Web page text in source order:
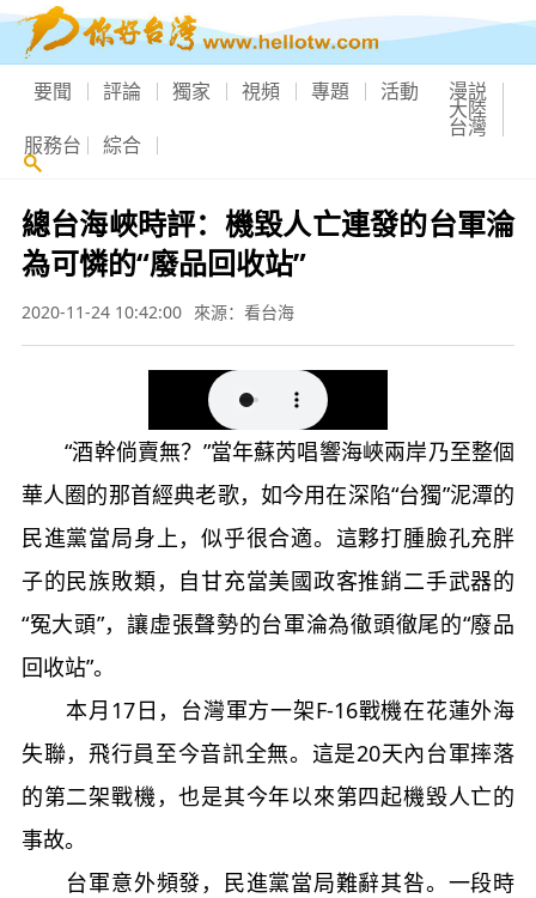
要聞 評論 獨家 視頻 專題 活動 漫説
大陸
台灣
服務台 綜合
總台海峽時評：機毀人亡連發的台軍淪
為可憐的“廢品回收站”
2020-11-24 10:42:00 來源：看台海
“酒幹倘賣無？”當年蘇芮唱響海峽兩岸乃至整個
華人圈的那首經典老歌，如今用在深陷“台獨”泥潭的
民進黨當局身上，似乎很合適。這夥打腫臉孔充胖
子的民族敗類，自甘充當美國政客推銷二手武器的
“冤大頭”，讓虛張聲勢的台軍淪為徹頭徹尾的“廢品
回收站”。
本月17日，台灣軍方一架F-16戰機在花蓮外海
失聯，飛行員至今音訊全無。這是20天內台軍摔落
的第二架戰機，也是其今年以來第四起機毀人亡的
事故。
台軍意外頻發，民進黨當局難辭其咎。一段時